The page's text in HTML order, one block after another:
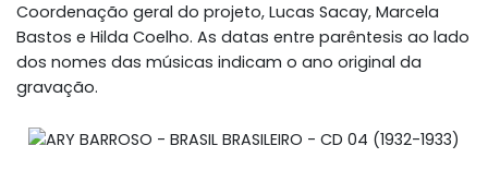
Coordenação geral do projeto, Lucas Sacay, Marcela
Bastos e Hilda Coelho. As datas entre parêntesis ao lado
dos nomes das músicas indicam o ano original da
gravação.